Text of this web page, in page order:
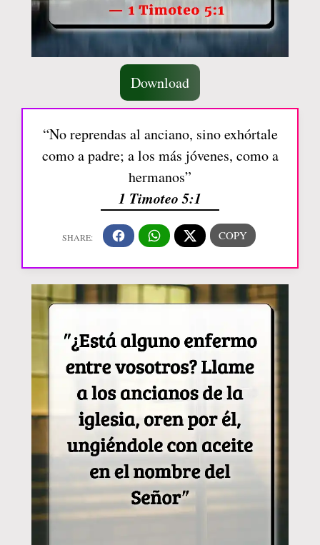
Download
“No reprendas al anciano, sino exhórtale
como a padre; a los más jóvenes, como a
hermanos”
1 Timoteo 5:1